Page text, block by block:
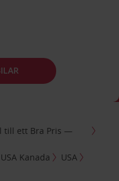
till ett Bra Pris —
USA Kanada
USA